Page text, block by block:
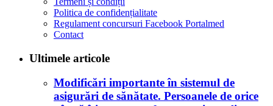
Politica de confidențialitate
Regulament concursuri Facebook Portalmed
Contact
Ultimele articole
Modificări importante în sistemul de
asigurări de sănătate. Persoanele de orice